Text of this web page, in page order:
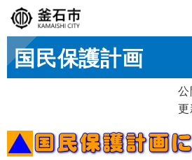
国民保護計画